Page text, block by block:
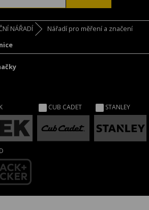
NÁŘADÍ
Nářadí pro měření a značení
CUB CADET STANLEY